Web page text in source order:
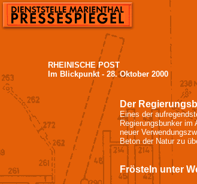
RHEINISCHE POST
Im Blickpunkt - 28. Oktober 2000
Der
Eines der
Regierungsbunker
neuer
Beton der Natur zu
Frösteln unter